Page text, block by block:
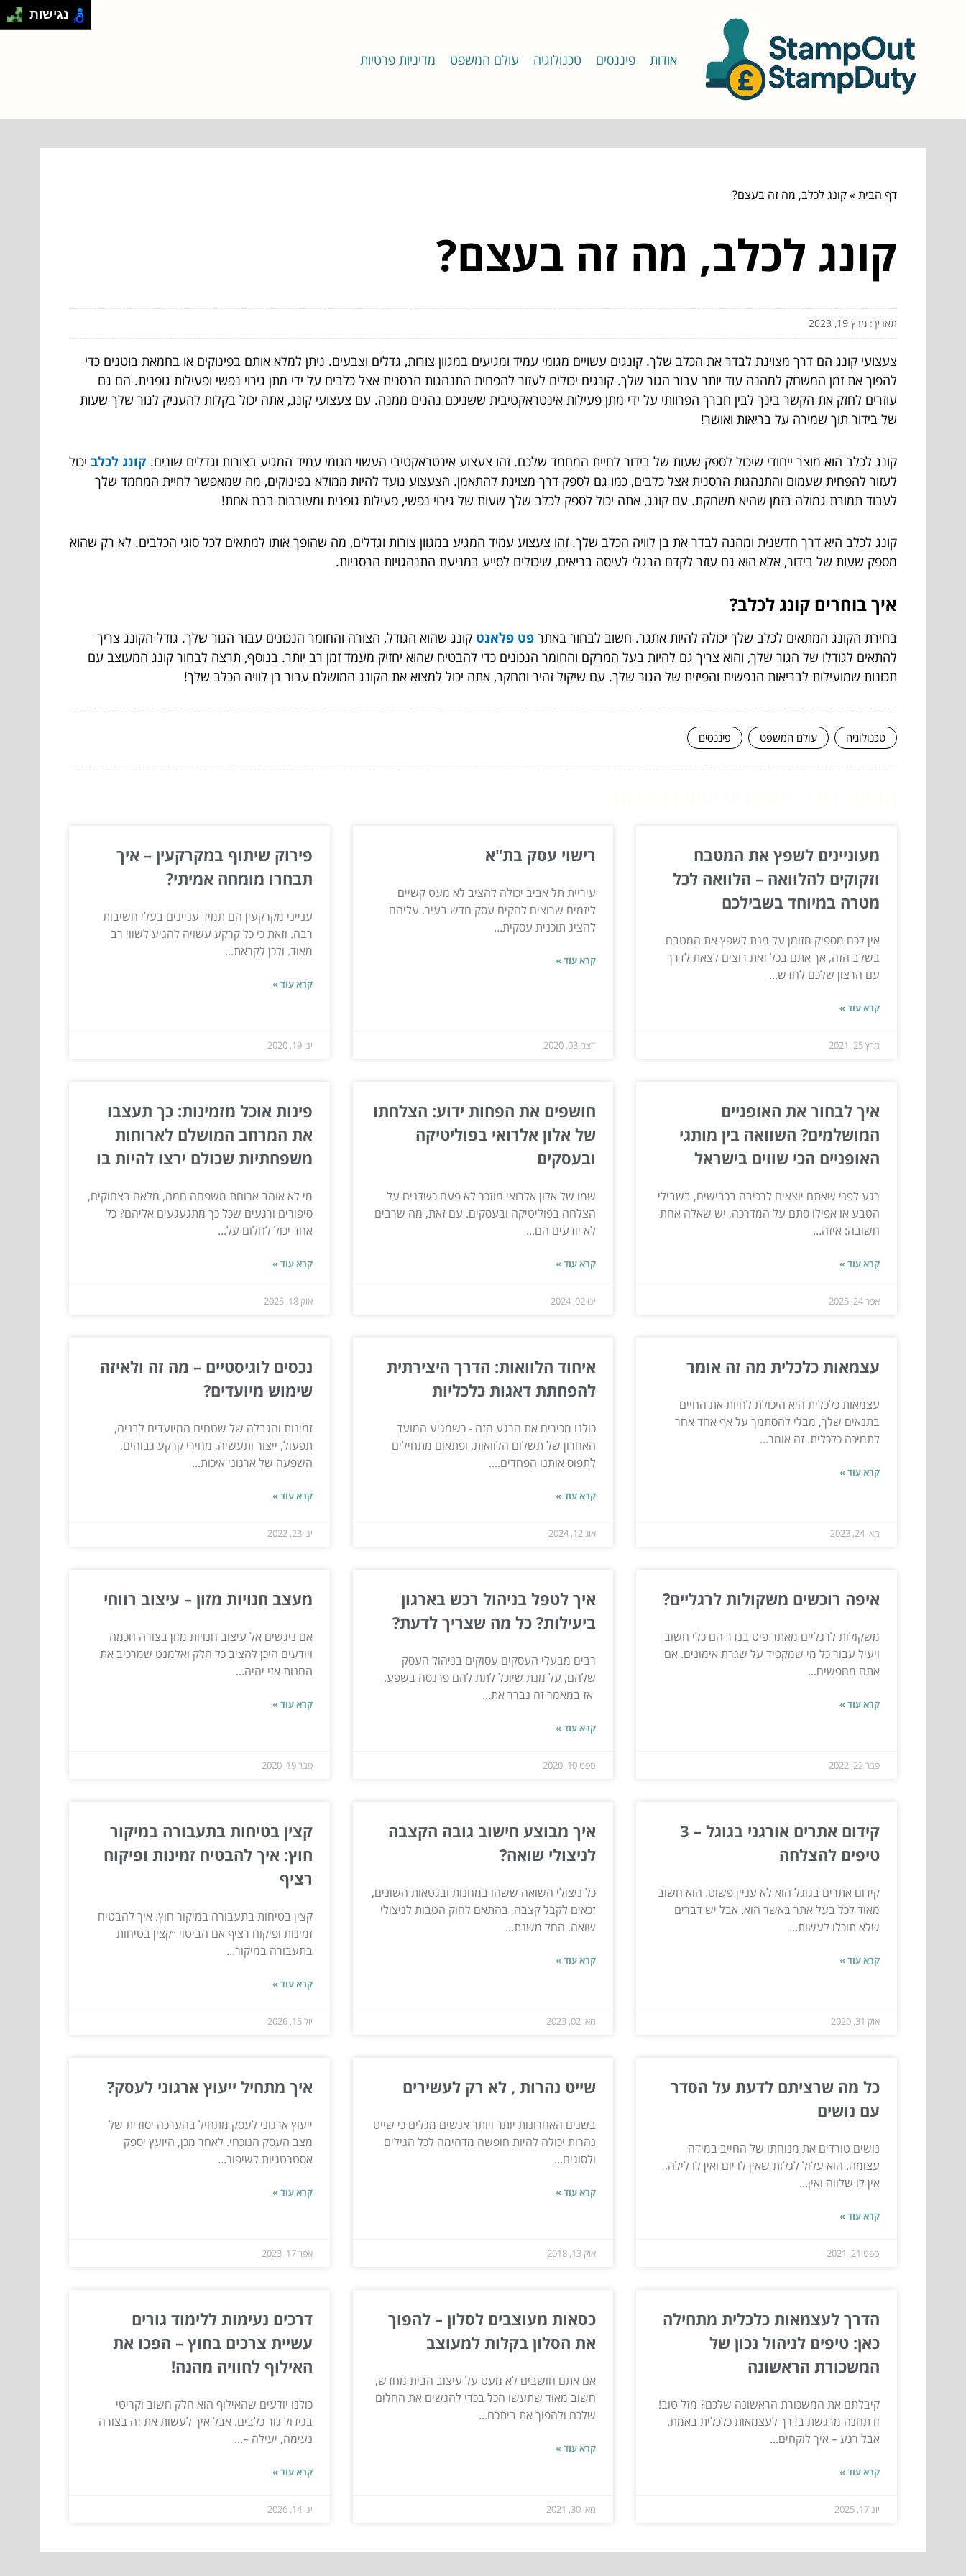
אודות פיננסים טכנולוגיה עולם המשפט מדיניות פרטיות
דף הבית»קונג לכלב, מה זה בעצם?
קונג לכלב, מה זה בעצם?
תאריך: מרץ 19, 2023
צעצועי קונג הם דרך מצוינת לבדר את הכלב שלך. קונגים עשויים מגומי עמיד ומגיעים במגוון צורות, גדלים וצבעים. ניתן למלא אותם בפינוקים או בחמאת בוטנים כדי
להפוך את זמן המשחק למהנה עוד יותר עבור הגור שלך. קונגים יכולים לעזור להפחית התנהגות הרסנית אצל כלבים על ידי מתן גירוי נפשי ופעילות גופנית. הם גם
עוזרים לחזק את הקשר בינך לבין חברך הפרוותי על ידי מתן פעילות אינטראקטיבית ששניכם נהנים ממנה. עם צעצועי קונג, אתה יכול בקלות להעניק לגור שלך שעות
של בידור תוך שמירה על בריאות ואושר!
קונג לכלב הוא מוצר ייחודי שיכול לספק שעות של בידור לחיית המחמד שלכם. זהו צעצוע אינטראקטיבי העשוי מגומי עמיד המגיע בצורות וגדלים שונים. קונג לכלב יכול
לעזור להפחית שעמום והתנהגות הרסנית אצל כלבים, כמו גם לספק דרך מצוינת להתאמן. הצעצוע נועד להיות ממולא בפינוקים, מה שמאפשר לחיית המחמד שלך
לעבוד תמורת גמולה בזמן שהיא משחקת. עם קונג, אתה יכול לספק לכלב שלך שעות של גירוי נפשי, פעילות גופנית ומעורבות בבת אחת!
קונג לכלב היא דרך חדשנית ומהנה לבדר את בן לוויה הכלב שלך. זהו צעצוע עמיד המגיע במגוון צורות וגדלים, מה שהופך אותו למתאים לכל סוגי הכלבים. לא רק שהוא
מספק שעות של בידור, אלא הוא גם עוזר לקדם הרגלי לעיסה בריאים, שיכולים לסייע במניעת התנהגויות הרסניות.
איך בוחרים קונג לכלב?
בחירת הקונג המתאים לכלב שלך יכולה להיות אתגר. חשוב לבחור באתר פט פלאנט קונג שהוא הגודל, הצורה והחומר הנכונים עבור הגור שלך. גודל הקונג צריך
להתאים לגודלו של הגור שלך, והוא צריך גם להיות בעל המרקם והחומר הנכונים כדי להבטיח שהוא יחזיק מעמד זמן רב יותר. בנוסף, תרצה לבחור קונג המעוצב עם
תכונות שמועילות לבריאות הנפשית והפיזית של הגור שלך. עם שיקול זהיר ומחקר, אתה יכול למצוא את הקונג המושלם עבור בן לוויה הכלב שלך!
טכנולוגיה עולם המשפט פיננסים
מעוניינים לשפץ את המטבח
וזקוקים להלוואה – הלוואה לכל
מטרה במיוחד בשבילכם
אין לכם מספיק מזומן על מנת לשפץ את המטבח
בשלב הזה, אך אתם בכל זאת רוצים לצאת לדרך
עם הרצון שלכם לחדש...
קרא עוד »
מרץ 25, 2021
רישוי עסק בת"א
עיריית תל אביב יכולה להציב לא מעט קשיים
ליזמים שרוצים להקים עסק חדש בעיר. עליהם
להציג תוכנית עסקית...
קרא עוד »
דצמ 03, 2020
פירוק שיתוף במקרקעין – איך
תבחרו מומחה אמיתי?
ענייני מקרקעין הם תמיד עניינים בעלי חשיבות
רבה. וזאת כי כל קרקע עשויה להגיע לשווי רב
מאוד. ולכן לקראת...
קרא עוד »
ינו 19, 2020
איך לבחור את האופניים
המושלמים? השוואה בין מותגי
האופניים הכי שווים בישראל
רגע לפני שאתם יוצאים לרכיבה בכבישים, בשבילי
הטבע או אפילו סתם על המדרכה, יש שאלה אחת
חשובה: איזה...
קרא עוד »
אפר 24, 2025
חושפים את הפחות ידוע: הצלחתו
של אלון אלרואי בפוליטיקה
ובעסקים
שמו של אלון אלרואי מוזכר לא פעם כשדנים על
הצלחה בפוליטיקה ובעסקים. עם זאת, מה שרבים
לא יודעים הם...
קרא עוד »
ינו 02, 2024
פינות אוכל מזמינות: כך תעצבו
את המרחב המושלם לארוחות
משפחתיות שכולם ירצו להיות בו
מי לא אוהב ארוחת משפחה חמה, מלאה בצחוקים,
סיפורים ורגעים שכל כך מתגעגעים אליהם? כל
אחד יכול לחלום על...
קרא עוד »
אוק 18, 2025
עצמאות כלכלית מה זה אומר
עצמאות כלכלית היא היכולת לחיות את החיים
בתנאים שלך, מבלי להסתמך על אף אחד אחר
לתמיכה כלכלית. זה אומר...
קרא עוד »
מאי 24, 2023
איחוד הלוואות: הדרך היצירתית
להפחתת דאגות כלכליות
כולנו מכירים את הרגע הזה - כשמגיע המועד
האחרון של תשלום הלוואות, ופתאום מתחילים
לתפוס אותנו הפחדים....
קרא עוד »
אוג 12, 2024
נכסים לוגיסטיים – מה זה ולאיזה
שימוש מיועדים?
זמינות והגבלה של שטחים המיועדים לבניה,
תפעול, ייצור ותעשיה, מחירי קרקע גבוהים,
השפעה של ארגוני איכות...
קרא עוד »
ינו 23, 2022
איפה רוכשים משקולות לרגליים?
משקולות לרגליים מאתר פיט בנדר הם כלי חשוב
ויעיל עבור כל מי שמקפיד על שגרת אימונים. אם
אתם מחפשים...
קרא עוד »
פבר 22, 2022
איך לטפל בניהול רכש בארגון
ביעילות? כל מה שצריך לדעת?
רבים מבעלי העסקים עסוקים בניהול העסק
שלהם, על מנת שיוכל לתת להם פרנסה בשפע,
אז במאמר זה נברר את...
קרא עוד »
ספט 10, 2020
מעצב חנויות מזון – עיצוב רווחי
אם ניגשים אל עיצוב חנויות מזון בצורה חכמה
ויודעים היכן להציב כל חלק ואלמנט שמרכיב את
החנות אזי יהיה...
קרא עוד »
פבר 19, 2020
קידום אתרים אורגני בגוגל – 3
טיפים להצלחה
קידום אתרים בגוגל הוא לא עניין פשוט. הוא חשוב
מאוד לכל בעל אתר באשר הוא. אבל יש דברים
שלא תוכלו לעשות...
קרא עוד »
אוק 31, 2020
איך מבוצע חישוב גובה הקצבה
לניצולי שואה?
כל ניצולי השואה ששהו במחנות ובגטאות השונים,
זכאים לקבל קצבה, בהתאם לחוק הטבות לניצולי
שואה. החל משנת...
קרא עוד »
מאי 02, 2023
קצין בטיחות בתעבורה במיקור
חוץ: איך להבטיח זמינות ופיקוח
רציף
קצין בטיחות בתעבורה במיקור חוץ: איך להבטיח
זמינות ופיקוח רציף אם הביטוי ״קצין בטיחות
בתעבורה במיקור...
קרא עוד »
יול 15, 2026
כל מה שרציתם לדעת על הסדר
עם נושים
נושים טורדים את מנוחתו של החייב במידה
עצומה. הוא עלול לגלות שאין לו יום ואין לו לילה,
אין לו שלווה ואין...
קרא עוד »
ספט 21, 2021
שייט נהרות , לא רק לעשירים
בשנים האחרונות יותר ויותר אנשים מגלים כי שייט
נהרות יכולה להיות חופשה מדהימה לכל הגילים
ולסוגים...
קרא עוד »
אוק 13, 2018
איך מתחיל ייעוץ ארגוני לעסק?
ייעוץ ארגוני לעסק מתחיל בהערכה יסודית של
מצב העסק הנוכחי. לאחר מכן, היועץ יספק
אסטרטגיות לשיפור...
קרא עוד »
אפר 17, 2023
הדרך לעצמאות כלכלית מתחילה
כאן: טיפים לניהול נכון של
המשכורת הראשונה
קיבלתם את המשכורת הראשונה שלכם? מזל טוב!
זו תחנה מרגשת בדרך לעצמאות כלכלית באמת.
אבל רגע – איך לוקחים...
קרא עוד »
יונ 17, 2025
כסאות מעוצבים לסלון – להפוך
את הסלון בקלות למעוצב
אם אתם חושבים לא מעט על עיצוב הבית מחדש,
חשוב מאוד שתעשו הכל בכדי להגשים את החלום
שלכם ולהפוך את ביתכם...
קרא עוד »
מאי 30, 2021
דרכים נעימות ללימוד גורים
עשיית צרכים בחוץ – הפכו את
האילוף לחוויה מהנה!
כולנו יודעים שהאילוף הוא חלק חשוב וקריטי
בגידול גור כלבים. אבל איך לעשות את זה בצורה
נעימה, יעילה –...
קרא עוד »
ינו 14, 2026
נגישות